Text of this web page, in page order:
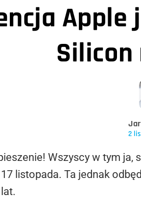
Apple
Silicon
2
Wszyscy w tym
listopada. Ta jednak